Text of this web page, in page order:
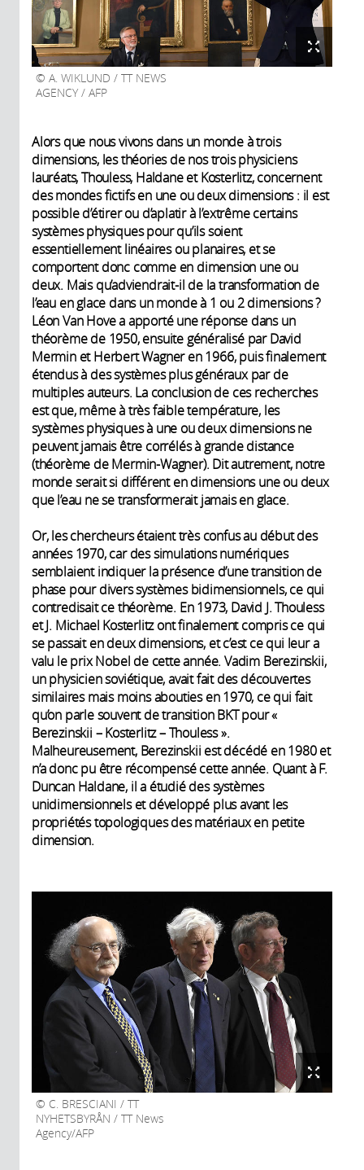
A. WIKLUND / TT NEWS
AGENCY / AFP
Alors que nous vivons dans un monde à trois
dimensions, les théories de nos trois physiciens
lauréats, Thouless, Haldane et Kosterlitz, concernent
des mondes fictifs en une ou deux dimensions : il est
possible d’étirer ou d’aplatir à l’extrême certains
systèmes physiques pour qu’ils soient
essentiellement linéaires ou planaires, et se
comportent donc comme en dimension une ou
deux. Mais qu’adviendrait-il de la transformation de
l’eau en glace dans un monde à 1 ou 2 dimensions ?
Léon Van Hove a apporté une réponse dans un
théorème de 1950, ensuite généralisé par David
Mermin et Herbert Wagner en 1966, puis finalement
étendus à des systèmes plus généraux par de
multiples auteurs. La conclusion de ces recherches
est que, même à très faible température, les
systèmes physiques à une ou deux dimensions ne
peuvent jamais être corrélés à grande distance
(théorème de Mermin-Wagner). Dit autrement, notre
monde serait si différent en dimensions une ou deux
que l’eau ne se transformerait jamais en glace.
Or, les chercheurs étaient très confus au début des
années 1970, car des simulations numériques
semblaient indiquer la présence d’une transition de
phase pour divers systèmes bidimensionnels, ce qui
contredisait ce théorème. En 1973, David J. Thouless
et J. Michael Kosterlitz ont finalement compris ce qui
se passait en deux dimensions, et c’est ce qui leur a
valu le prix Nobel de cette année. Vadim Berezinskii,
un physicien soviétique, avait fait des découvertes
similaires mais moins abouties en 1970, ce qui fait
qu’on parle souvent de transition BKT pour «
Berezinskii – Kosterlitz – Thouless ».
Malheureusement, Berezinskii est décédé en 1980 et
n’a donc pu être récompensé cette année. Quant à F.
Duncan Haldane, il a étudié des systèmes
unidimensionnels et développé plus avant les
propriétés topologiques des matériaux en petite
dimension.
C. BRESCIANI / TT
NYHETSBYRÅN / TT News
Agency/AFP